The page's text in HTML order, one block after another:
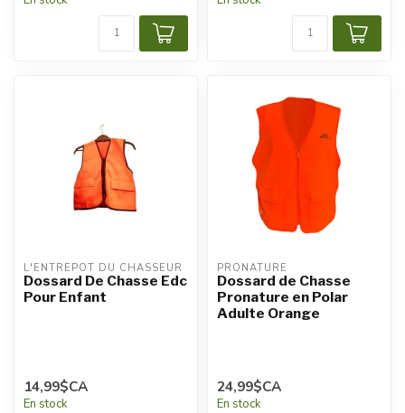
L'ENTREPÔT DU CHASSEUR
Dossard De Chasse Edc
Pour Enfant
14,99$CA
En stock
PRONATURE
Dossard de Chasse
Pronature en Polar
Adulte Orange
24,99$CA
En stock